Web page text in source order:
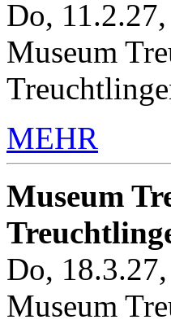
Do,
Museum
MEHR
Museum
Do,
Museum